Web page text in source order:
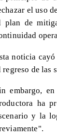
el uso
plan de
noticia
regreso de las
embargo,
ha
y la